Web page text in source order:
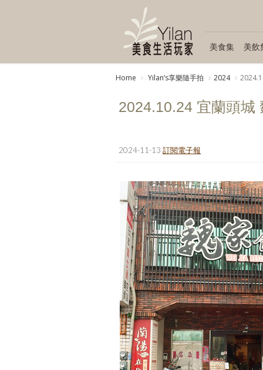
美食集 美飲
Home Yilanʼs享樂隨手拍 2024
2024.10.24 宜蘭頭城
2024-11-13 訂閱電子報